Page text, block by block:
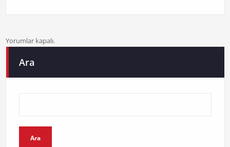
Yorumlar kapalı.
Ara
Ara